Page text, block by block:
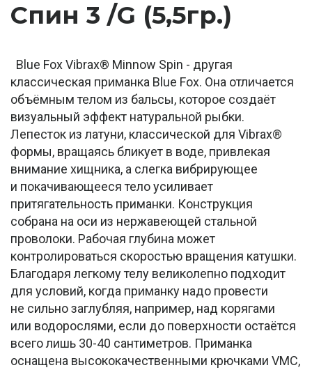
Спин 3 /G (5,5гр.)
Blue Fox Vibrax® Minnow Spin - другая
классическая приманка Blue Fox. Она отличается
объёмным телом из бальсы, которое создаёт
визуальный эффект натуральной рыбки.
Лепесток из латуни, классической для Vibrax®
формы, вращаясь бликует в воде, привлекая
внимание хищника, а слегка вибрирующее
и покачивающееся тело усиливает
притягательность приманки. Конструкция
собрана на оси из нержавеющей стальной
проволоки. Рабочая глубина может
контролироваться скоростью вращения катушки.
Благодаря легкому телу великолепно подходит
для условий, когда приманку надо провести
не сильно заглубляя, например, над корягами
или водорослями, если до поверхности остаётся
всего лишь 30-40 сантиметров. Приманка
оснащена высококачественными крючками VMC,